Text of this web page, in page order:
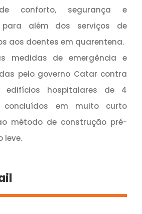
de conforto, segurança e
para além dos serviços de
aos doentes em quarentena.
medidas de emergência e
pelo governo Catar contra
edifícios hospitalares de 4
concluídos em muito curto
método de construção pré-
leve.